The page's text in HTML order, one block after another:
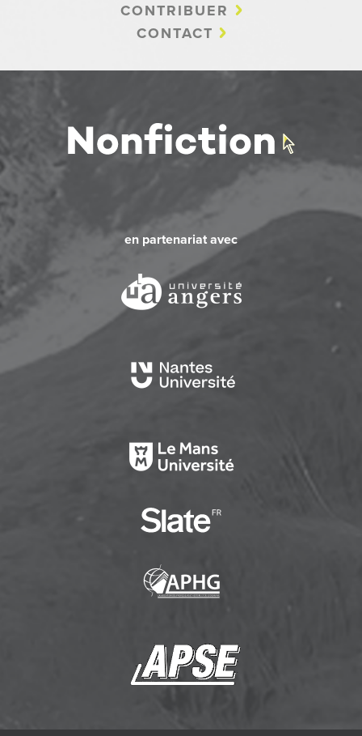
CONTRIBUER
CONTACT
en partenariat avec